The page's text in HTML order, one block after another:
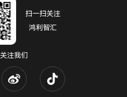
扫一扫关注
鸿利智汇
关注我们